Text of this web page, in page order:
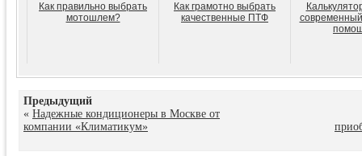
Как правильно выбрать
мотошлем?
Как грамотно выбрать
качественные ПТФ
Предыдущий
« Надежные кондиционеры в Москве от
компании «Климатикум»